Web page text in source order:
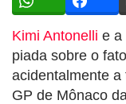
Kimi Antonelli e a
piada sobre o
acidentalmente
GP de Mônaco